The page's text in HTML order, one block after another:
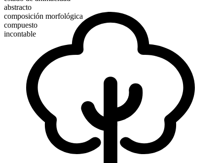
abstracto
composición morfológica
compuesto
incontable